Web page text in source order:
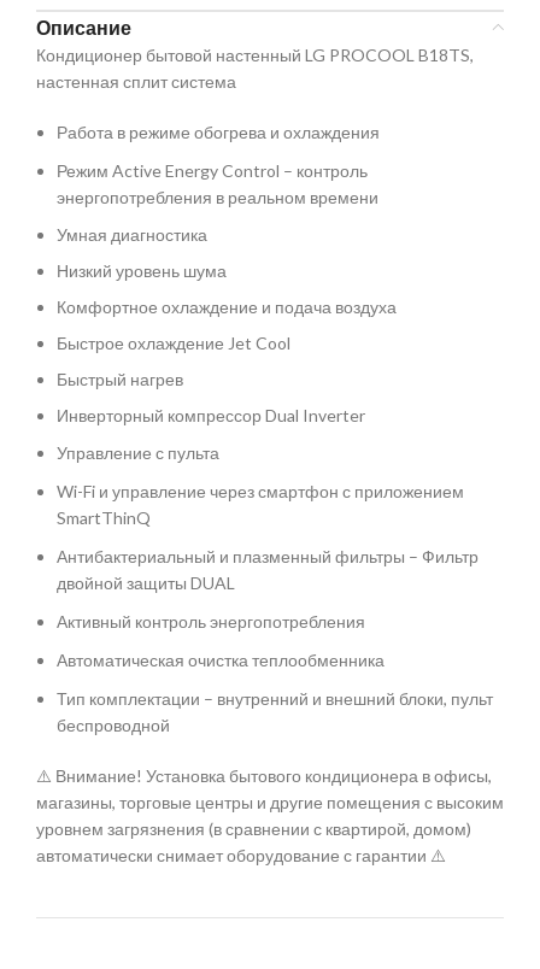
Описание
Кондиционер бытовой настенный LG PROCOOL B18TS,
настенная сплит система
Работа в режиме обогрева и охлаждения️
Режим Active Energy Control – контроль
энергопотребления в реальном времени
Умная диагностика
Низкий уровень шума
Комфортное охлаждение и подача воздуха
Быстрое охлаждение Jet Cool
Быстрый нагрев
Инверторный компрессор Dual Inverter
Управление с пульта
Wi-Fi и управление через смартфон с приложением
SmartThinQ
Антибактериальный и плазменный фильтры – Фильтр
двойной защиты DUAL
Активный контроль энергопотребления
Автоматическая очистка теплообменника
Тип комплектации – внутренний и внешний блоки, пульт
беспроводной
⚠️ Внимание! Установка бытового кондиционера в офисы,
магазины, торговые центры и другие помещения с высоким
уровнем загрязнения (в сравнении с квартирой, домом)
автоматически снимает оборудование с гарантии ⚠️